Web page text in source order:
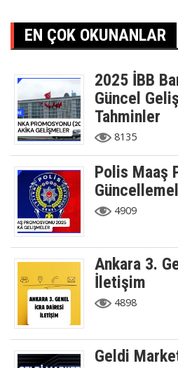
EN ÇOK OKUNANLAR
2025 İBB
Güncel
Tahminler
8135
Polis Maaş
4909
Ankara 3.
İletişim
4898
Geldi